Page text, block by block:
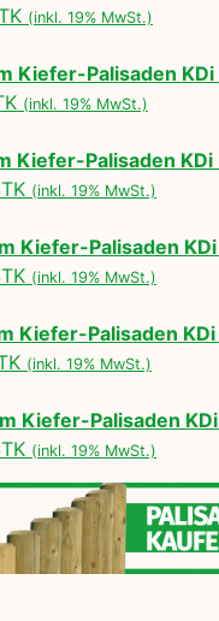
(inkl. 19% MwSt.)
Kiefer-Palisaden KDi
(inkl. 19% MwSt.)
Kiefer-Palisaden KDi
(inkl. 19% MwSt.)
Kiefer-Palisaden KDi
(inkl. 19% MwSt.)
Kiefer-Palisaden KDi
(inkl. 19% MwSt.)
Kiefer-Palisaden KDi
(inkl. 19% MwSt.)